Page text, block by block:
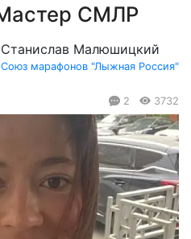
СМЛР
Станислав Малюшицкий
Союз марафонов "Лыжная Россия"
2 3732